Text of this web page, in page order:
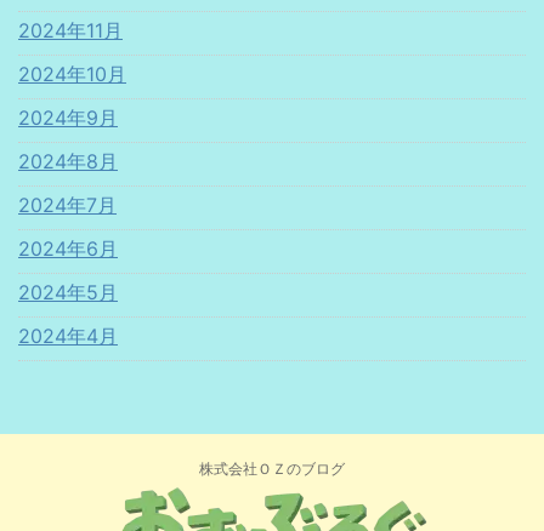
2024年11月
2024年10月
2024年9月
2024年8月
2024年7月
2024年6月
2024年5月
2024年4月
株式会社ＯＺのブログ